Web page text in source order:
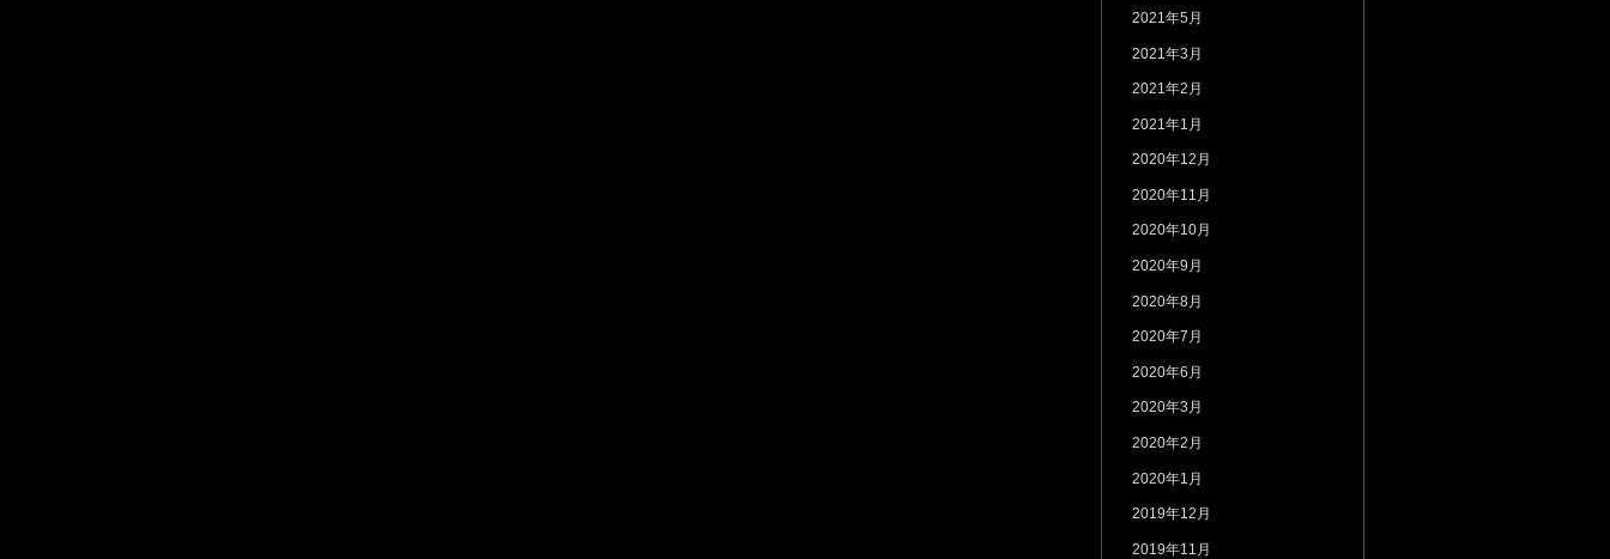
2021年5月
2021年3月
2021年2月
2021年1月
2020年12月
2020年11月
2020年10月
2020年9月
2020年8月
2020年7月
2020年6月
2020年3月
2020年2月
2020年1月
2019年12月
2019年11月